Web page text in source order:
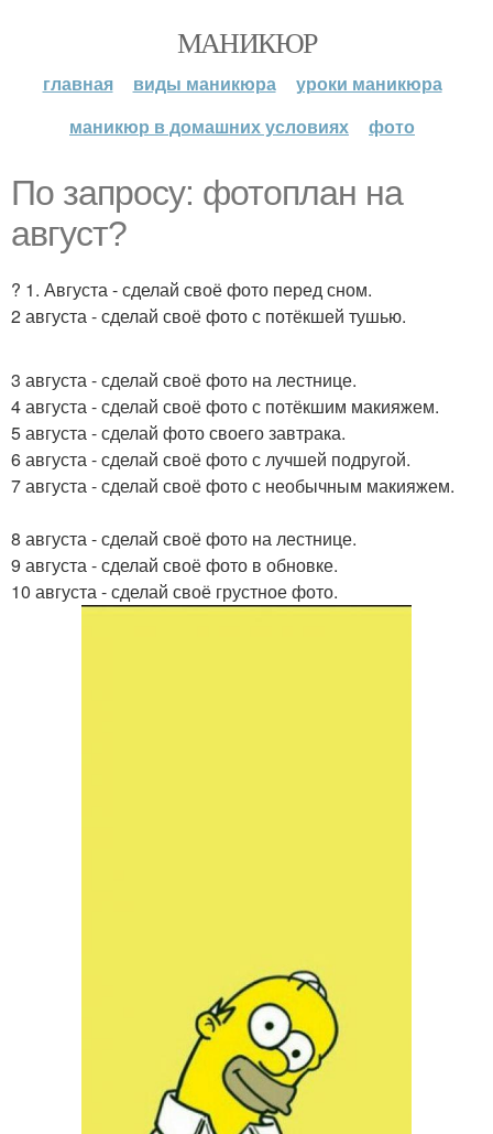
МАНИКЮР
главная виды маникюра
уроки маникюра
маникюр в домашних условиях
фото
По запросу: фотоплан на
август?
? 1. Августа - сделай своё фото перед сном.
2 августа - сделай своё фото с потёкшей тушью.
3 августа - сделай своё фото на лестнице.
4 августа - сделай своё фото с потёкшим макияжем.
5 августа - сделай фото своего завтрака.
6 августа - сделай своё фото с лучшей подругой.
7 августа - сделай своё фото с необычным макияжем.
8 августа - сделай своё фото на лестнице.
9 августа - сделай своё фото в обновке.
10 августа - сделай своё грустное фото.